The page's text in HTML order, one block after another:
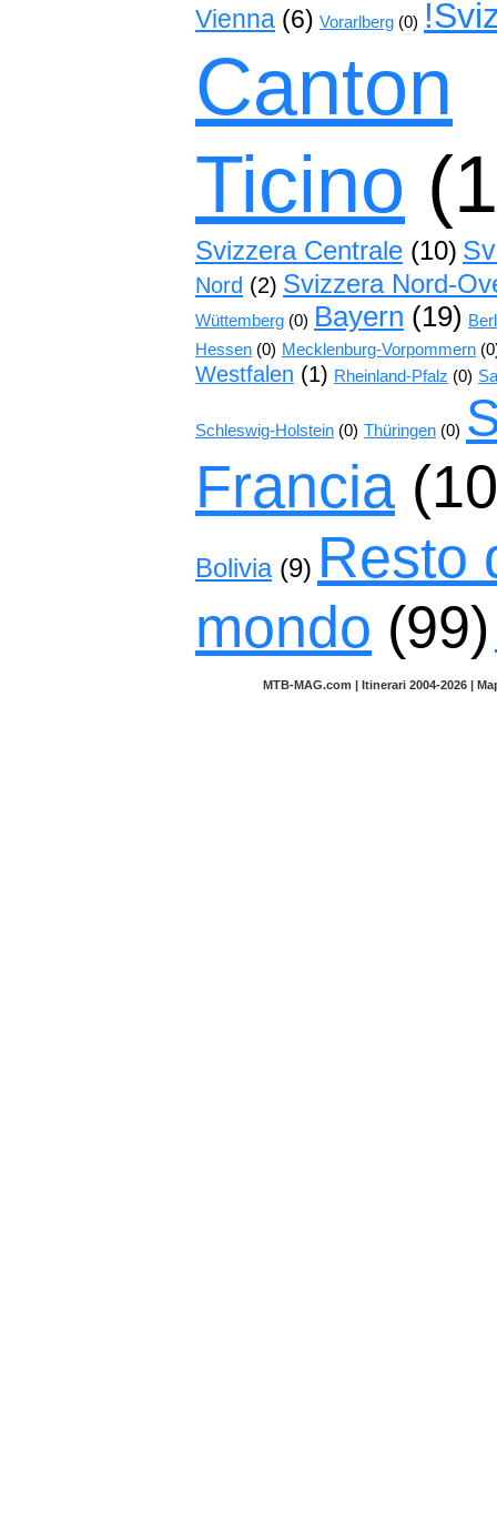
Vienna(6) Vorarlberg(0)
Canton
Ticino
Svizzera Centrale(10)
Nord (2) Svizzera Nord-
Wüttemberg(0) Bayern (19)
Hessen(0) Mecklenburg-Vorpommern
Westfalen (1) Rheinland-Pfalz (0)
Schleswig-Holstein(0) Thüringen(0)
Francia
Bolivia(9) Resto
mondo (99)
MTB-MAG.com | Itinerari 2004-2026 |